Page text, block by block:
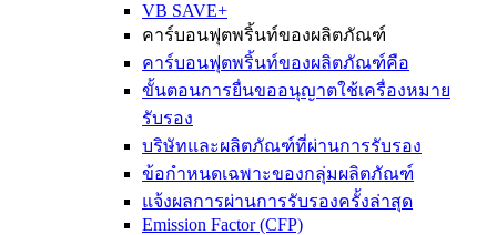
VB SAVE+
คาร์บอนฟุตพริ้นท์ของผลิตภัณฑ์
คาร์บอนฟุตพริ้นท์ของผลิตภัณฑ์คือ
ขั้นตอนการยื่นขออนุญาตใช้เครื่องหมาย
รับรอง
บริษัทและผลิตภัณฑ์ที่ผ่านการรับรอง
ข้อกำหนดเฉพาะของกลุ่มผลิตภัณฑ์
แจ้งผลการผ่านการรับรองครั้งล่าสุด
Emission Factor (CFP)